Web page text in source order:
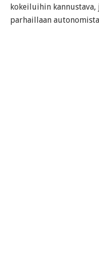
kokeiluihin kannustava,
parhaillaan